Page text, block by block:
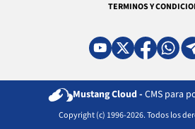
TERMINOS Y
Mustang Cloud - CMS para
Copyright (c) 1996-2026. Todos los